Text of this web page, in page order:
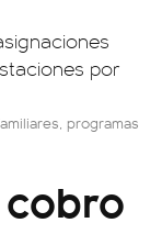
programas
cobro